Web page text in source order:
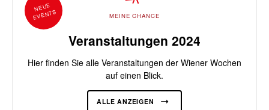
MEINE CHANCE
Veranstaltungen 2024
Hier finden Sie alle Veranstaltungen der Wiener Wochen
auf einen Blick.
ALLE ANZEIGEN
NEUE
EVENTS